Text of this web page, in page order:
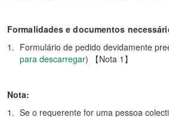
Formalidades e documentos
Formulário de pedido devidamente
para descarregar) 【Nota 1】
Nota:
Se o requerente for uma pessoa